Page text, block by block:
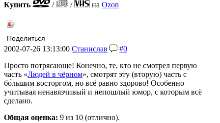
Купить / / наOzon
Поделиться
2002-07-26 13:13:00 Станислав
#0
Просто потрясающе! Конечно, те, кто не смотрел первую
часть «Людей в чёрном», смотрят эту (вторую) часть с
бо́льшим восторгом, но всё равно здорово! Особенно
учитывая ненавязчивый и непошлый юмор, с которым всё
сделано.
Общая оценка: 9 из 10 (отлично).